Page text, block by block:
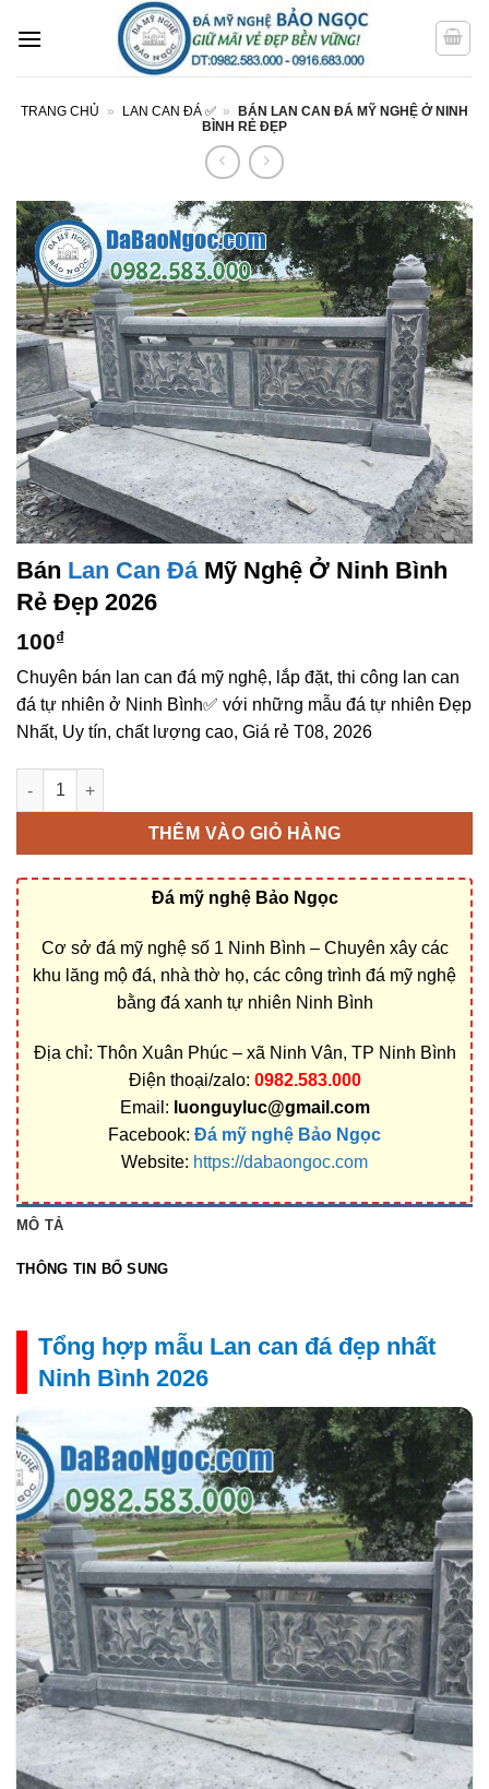
qua
TRANG CHỦ » LAN CAN ĐÁ ✅ »
BÁN LAN CAN ĐÁ MỸ NGHỆ Ở NINH
BÌNH RẺ ĐẸP
Bán Lan Can ĐáMỹ Nghệ Ở Ninh Bình
Rẻ Đẹp 2026
100₫
Chuyên bán lan can đá mỹ nghệ, lắp đặt, thi công lan can
đá tự nhiên ở Ninh Bình✅ với những mẫu đá tự nhiên Đẹp
Nhất, Uy tín, chất lượng cao, Giá rẻ T08, 2026
Bán lan can đá mỹ nghệ ở Ninh Bình rẻ đẹp số lượng
THÊM VÀO GIỎ HÀNG
Đá mỹ nghệ Bảo Ngọc
Cơ sở đá mỹ nghệ số 1 Ninh Bình – Chuyên xây các
khu lăng mộ đá, nhà thờ họ, các công trình đá mỹ nghệ
bằng đá xanh tự nhiên Ninh Bình
Địa chỉ: Thôn Xuân Phúc – xã Ninh Vân, TP Ninh Bình
Điện thoại/zalo: 0982.583.000
Email: luonguyluc@gmail.com
Facebook: Đá mỹ nghệ Bảo Ngọc
Website: https://dabaongoc.com
MÔ TẢ
THÔNG TIN BỔ SUNG
Tổng hợp mẫu Lan can đá đẹp nhất
Ninh Bình 2026